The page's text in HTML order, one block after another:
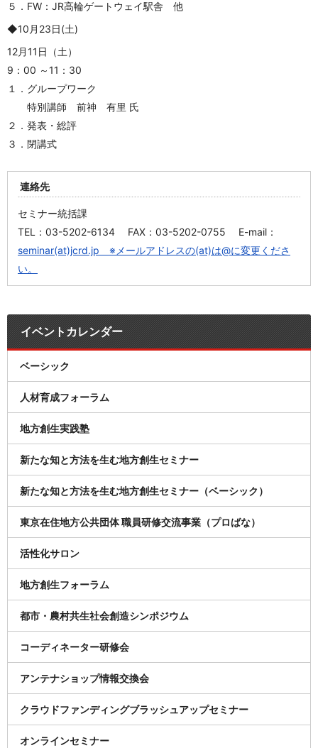
５．FW：JR高輪ゲートウェイ駅舎 他
◆10月23日(土)
12月11日（土）
9：00 ～11：30
１．グループワーク
特別講師 前神 有里 氏
２．発表・総評
３．閉講式
連絡先
セミナー統括課
TEL：03-5202-6134 FAX：03-5202-0755 E-mail：
seminar(at)jcrd.jp ※メールアドレスの(at)は@に変更くださ
い。
イベントカレンダー
ベーシック
人材育成フォーラム
地方創生実践塾
新たな知と方法を生む地方創生セミナー
新たな知と方法を生む地方創生セミナー（ベーシック）
東京在住地方公共団体 職員研修交流事業（プロばな）
活性化サロン
地方創生フォーラム
都市・農村共生社会創造シンポジウム
コーディネーター研修会
アンテナショップ情報交換会
クラウドファンディングブラッシュアップセミナー
オンラインセミナー